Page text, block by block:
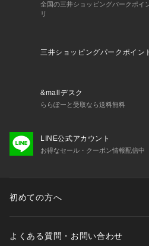
全国の三井ショッピングパークポイ
リ
三井ショッピングパークポイン
&mallデスク
ららぽーと受取なら送料無料
LINE公式アカウント
お得なセール・クーポン情報配信中
初めての方へ
よくある質問・お問い合わせ